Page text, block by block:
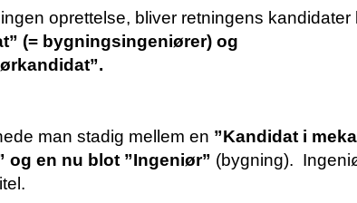
oprettelse, bliver retningens kandidater
(= bygningsingeniører) og
man stadig mellem en ”Kandidat i
og en nu blot ”Ingeniør” (bygning).